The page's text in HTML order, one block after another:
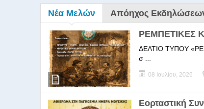
9ο
Νέα Μελών Απόηχος
ΡΕΜΠΕΤΙΚΕΣ
ΔΕΛΤΙΟ ΤΥΠΟΥ
σ ...
08 Ιουλίου, 2026
Εορταστική